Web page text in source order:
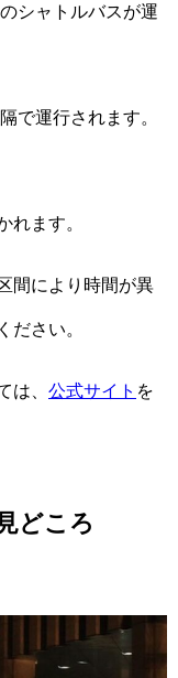
シャトルバスが運
で運行されます。
れます。
間により時間が異
ださい。
は、 公式サイト を
どころ